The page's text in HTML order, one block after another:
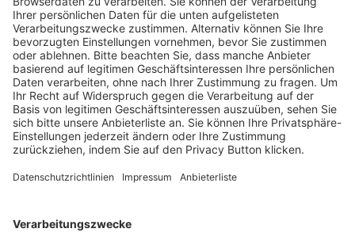
Trainerausbildung
Schulungsangebot Vereinsmitarbeiter
BFV-Geschäftsstellen
Trainerbörse
Login SpielPlus
FOLGE DEM BFV